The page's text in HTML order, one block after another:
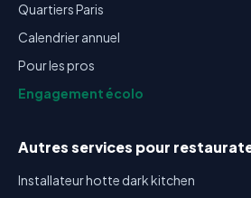
Quartiers Paris
Calendrier annuel
Pour les pros
Engagement écolo
Autres services pour
Installateur hotte dark kitchen